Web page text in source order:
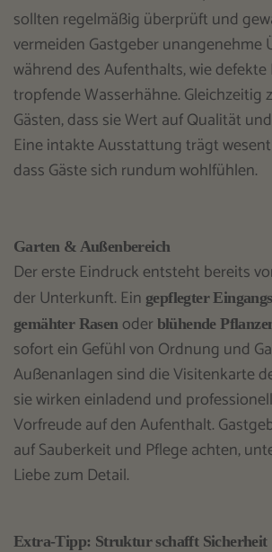
sollten regelmäßig überprüft und
vermeiden Gastgeber unangenehme
während des Aufenthalts, wie
tropfende Wasserhähne. Gleichzeitig
Gästen, dass sie Wert auf Qualität
Eine intakte Ausstattung trägt
dass Gäste sich rundum wohlfühlen.
Garten & Außenbereich
Der erste Eindruck entsteht bereits
der Unterkunft. Ein gepflegter
gemähter Rasenoder blühende
sofort ein Gefühl von Ordnung und
Außenanlagen sind die Visitenkarte
sie wirken einladend und
Vorfreude auf den Aufenthalt.
auf Sauberkeit und Pflege achten,
Liebe zum Detail.
Extra-Tipp: Struktur schafft Sicherheit